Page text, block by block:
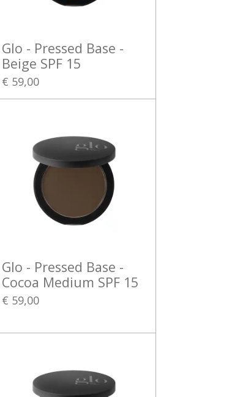
Glo - Pressed Base -
Beige SPF 15
€ 59,00
Glo - Pressed Base -
Cocoa Medium SPF 15
€ 59,00